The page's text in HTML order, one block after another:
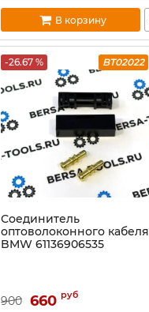
В корзину
-26.67 % BT02022
Соединитель
оптоволоконного кабеля
BMW 61136906535
900 660 руб